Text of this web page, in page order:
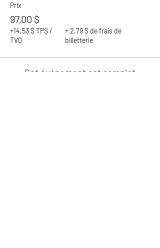
Prix
97,00 $
+14,53 $ TPS /
TVQ
+ 2,79 $ de frais de
billetterie
Cet événement est complet